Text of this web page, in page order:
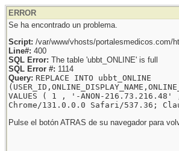
ERROR
Se ha encontrado un problema.
Script: /var/www/vhosts/portalesmedicos.com/
Line#: 400
SQL Error: The table 'ubbt_ONLINE' is full
SQL Error #: 1114
Query: REPLACE INTO ubbt_ONLINE
VALUES ( 1 , '-ANON-
Chrome/131.0.0.0 Safari/537.36;
Pulse el botón ATRAS de su navegador para